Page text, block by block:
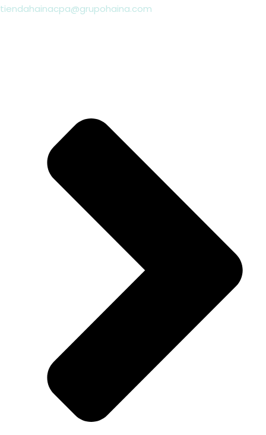
tiendahainacpa@grupohaina.com